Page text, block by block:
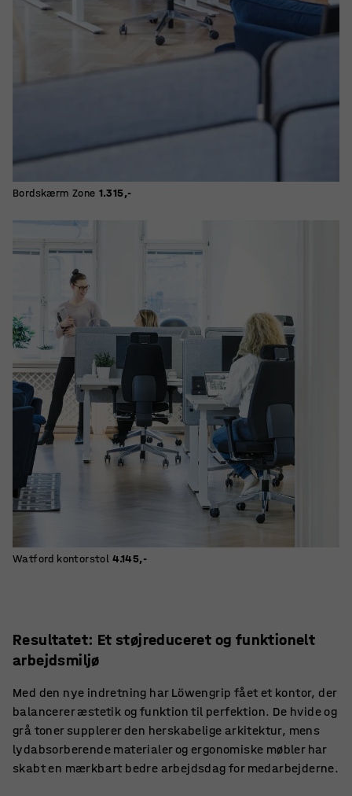
Bordskærm Zone 1.315,-
Watford kontorstol 4.145,-
Resultatet: Et støjreduceret og funktionelt
arbejdsmiljø
Med den nye indretning har Löwengrip fået et kontor, der
balancerer æstetik og funktion til perfektion. De hvide og
grå toner supplerer den herskabelige arkitektur, mens
lydabsorberende materialer og ergonomiske møbler har
skabt en mærkbart bedre arbejdsdag for medarbejderne.